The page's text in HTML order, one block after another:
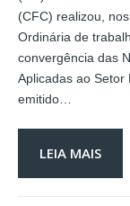
(CFC) realizou,
Ordinária de
convergência das
Aplicadas ao Setor
emitido…
LEIA MAIS